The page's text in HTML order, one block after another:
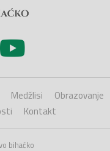
Medžlisi
Obrazovanje
Kontakt
bihaćko